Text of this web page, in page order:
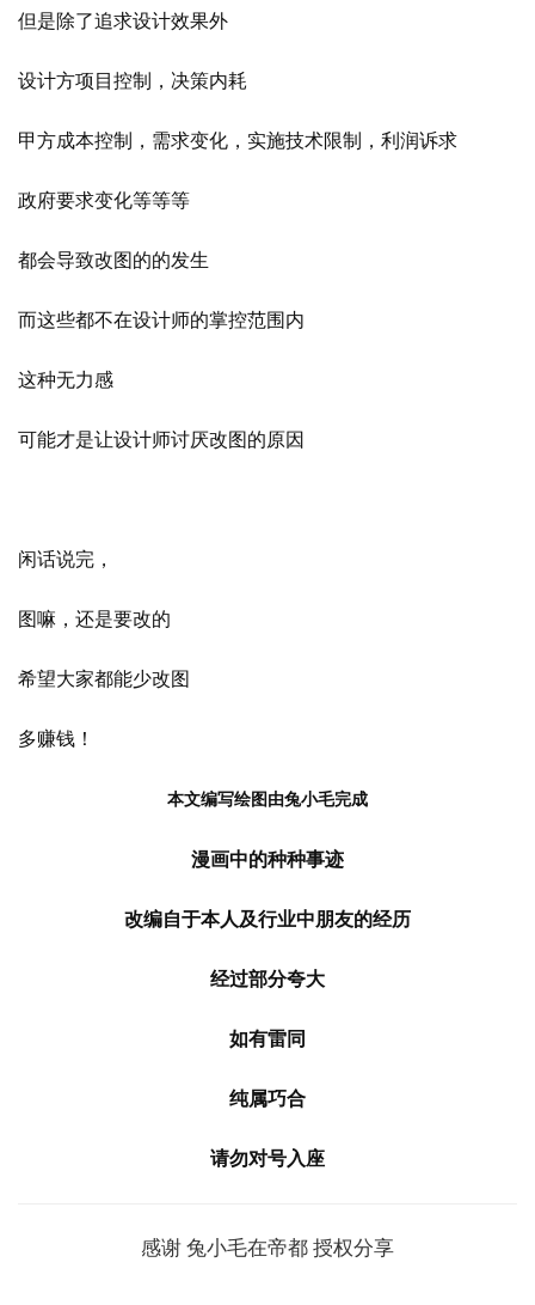
但是除了追求设计效果外
设计方项目控制，决策内耗
甲方成本控制，需求变化，实施技术限制，利润诉求
政府要求变化等等等
都会导致改图的的发生
而这些都不在设计师的掌控范围内
这种无力感
可能才是让设计师讨厌改图的原因
闲话说完，
图嘛，还是要改的
希望大家都能少改图
多赚钱！
本文编写绘图由兔小毛完成
漫画中的种种事迹
改编自于本人及行业中朋友的经历
经过部分夸大
如有雷同
纯属巧合
请勿对号入座
感谢 兔小毛在帝都 授权分享